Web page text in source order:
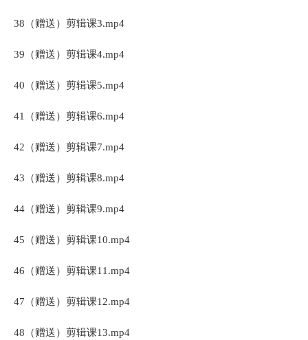
38（赠送）剪辑课3.mp4
39（赠送）剪辑课4.mp4
40（赠送）剪辑课5.mp4
41（赠送）剪辑课6.mp4
42（赠送）剪辑课7.mp4
43（赠送）剪辑课8.mp4
44（赠送）剪辑课9.mp4
45（赠送）剪辑课10.mp4
46（赠送）剪辑课11.mp4
47（赠送）剪辑课12.mp4
48（赠送）剪辑课13.mp4